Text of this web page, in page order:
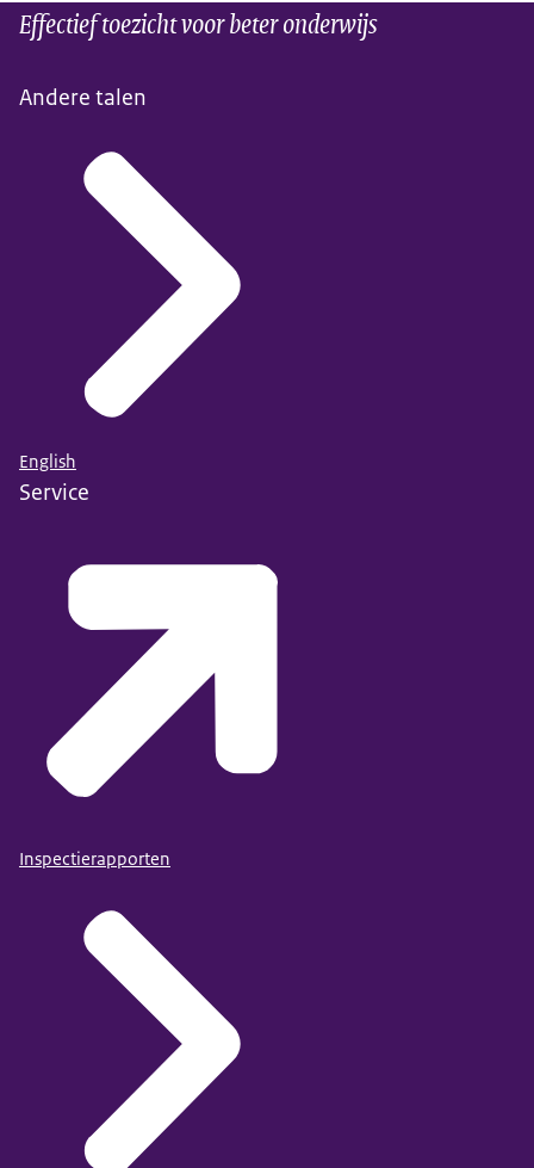
Effectief toezicht voor beter onderwijs
Andere talen
English
Service
Inspectierapporten